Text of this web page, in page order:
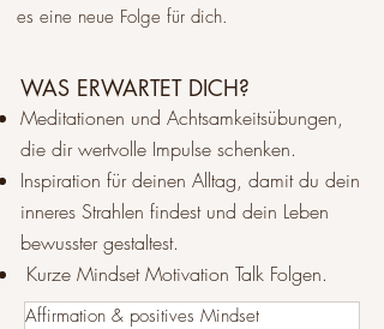
es eine neue Folge für dich.​
WAS ERWARTET DICH?
Meditationen und Achtsamkeitsübungen,
die dir wertvolle Impulse schenken.
Inspiration für deinen Alltag, damit du dein
inneres Strahlen findest und dein Leben
bewusster gestaltest.
Kurze Mindset Motivation Talk Folgen.
Affirmation & positives Mindset